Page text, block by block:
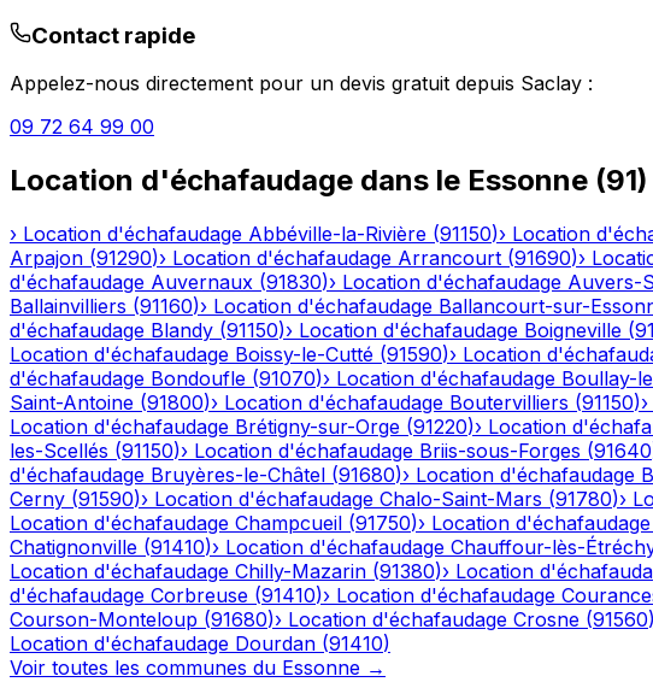
Contact rapide
Appelez-nous directement pour un devis gratuit depuis Saclay :
09 72 64 99 00
Location d'échafaudage dans le Essonne (91)
› Location d'échafaudage Abbéville-la-Rivière (91150)› Location
Arpajon (91290)› Location d'échafaudage Arrancourt (91690)›
d'échafaudage Auvernaux (91830)› Location d'échafaudage Auvers-
Ballainvilliers (91160)› Location d'échafaudage Ballancourt-sur-
d'échafaudage Blandy (91150)› Location d'échafaudage Boigneville (
Location d'échafaudage Boissy-le-Cutté (91590)› Location
d'échafaudage Bondoufle (91070)› Location d'échafaudage Boullay-
Saint-Antoine (91800)› Location d'échafaudage Boutervilliers (91150)›
Location d'échafaudage Brétigny-sur-Orge (91220)› Location
les-Scellés (91150)› Location d'échafaudage Briis-sous-Forges (91640
d'échafaudage Bruyères-le-Châtel (91680)› Location d'échafaudage
Cerny (91590)› Location d'échafaudage Chalo-Saint-Mars (91780)›
Location d'échafaudage Champcueil (91750)› Location d'échafaudage
Chatignonville (91410)› Location d'échafaudage Chauffour-lès-
Location d'échafaudage Chilly-Mazarin (91380)› Location
d'échafaudage Corbreuse (91410)› Location d'échafaudage
Courson-Monteloup (91680)› Location d'échafaudage Crosne (91560)
Location d'échafaudage Dourdan (91410)
Voir toutes les communes du Essonne →